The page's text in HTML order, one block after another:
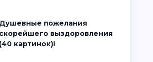
Душевные пожелания
скорейшего выздоровления
(40 картинок)!